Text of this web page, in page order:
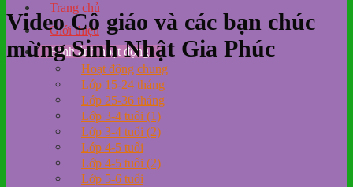
Trang chủ
Giới thiệu
Hình ảnh hoạt động
Hoạt động chung
Lớp 15-24 tháng
Lớp 25-36 tháng
Lớp 3-4 tuổi (1)
Lớp 3-4 tuổi (2)
Lớp 4-5 tuổi
Lớp 4-5 tuổi (2)
Lớp 5-6 tuổi
Video Cô giáo và các bạn chúc
mừng Sinh Nhật Gia Phúc